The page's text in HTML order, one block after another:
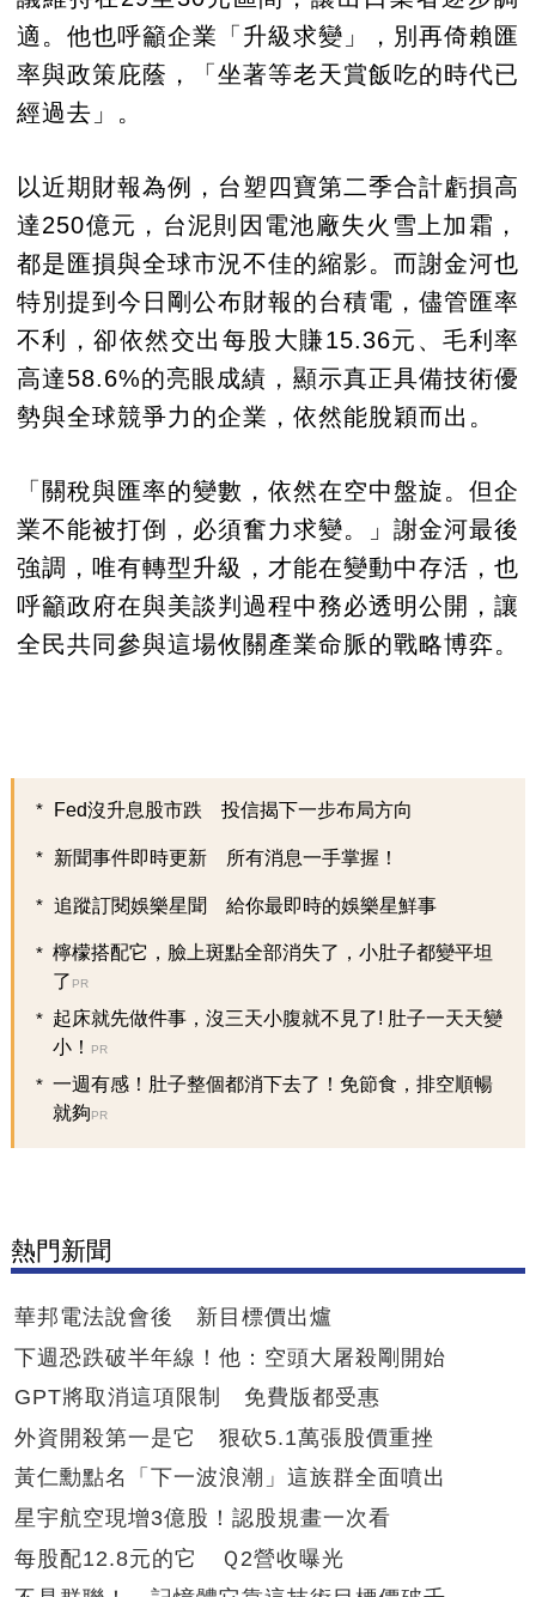
適。他也呼籲企業「升級求變」，別再倚賴匯
率與政策庇蔭，「坐著等老天賞飯吃的時代已
經過去」。
以近期財報為例，台塑四寶第二季合計虧損高
達250億元，台泥則因電池廠失火雪上加霜，
都是匯損與全球市況不佳的縮影。而謝金河也
特別提到今日剛公布財報的台積電，儘管匯率
不利，卻依然交出每股大賺15.36元、毛利率
高達58.6%的亮眼成績，顯示真正具備技術優
勢與全球競爭力的企業，依然能脫穎而出。
「關稅與匯率的變數，依然在空中盤旋。但企
業不能被打倒，必須奮力求變。」謝金河最後
強調，唯有轉型升級，才能在變動中存活，也
呼籲政府在與美談判過程中務必透明公開，讓
全民共同參與這場攸關產業命脈的戰略博弈。
Fed沒升息股市跌 投信揭下一步布局方向
新聞事件即時更新 所有消息一手掌握！
追蹤訂閱娛樂星聞 給你最即時的娛樂星鮮事
檸檬搭配它，臉上斑點全部消失了，小肚子都變平坦
了 PR
起床就先做件事，沒三天小腹就不見了! 肚子一天天變
小！
PR
一週有感！肚子整個都消下去了！免節食，排空順暢
就夠 PR
熱門新聞
華邦電法說會後 新目標價出爐
下週恐跌破半年線！他：空頭大屠殺剛開始
GPT將取消這項限制 免費版都受惠
外資開殺第一是它 狠砍5.1萬張股價重挫
黃仁勳點名「下一波浪潮」這族群全面噴出
星宇航空現增3億股！認股規畫一次看
每股配12.8元的它 Ｑ2營收曝光